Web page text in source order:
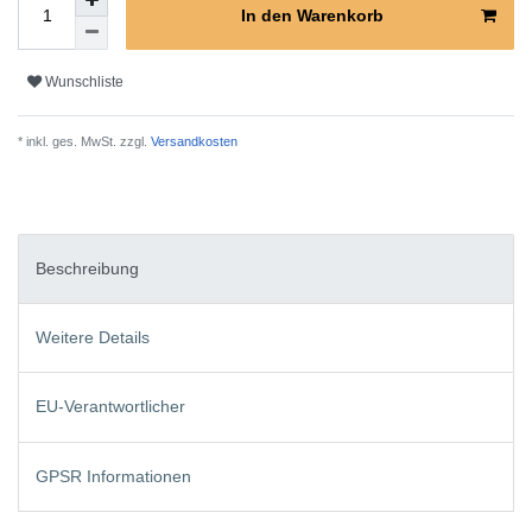
In den Warenkorb
Wunschliste
* inkl. ges. MwSt. zzgl. Versandkosten
Beschreibung
Weitere Details
EU-Verantwortlicher
GPSR Informationen